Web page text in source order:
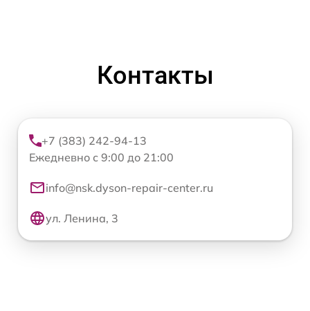
Контакты
+7 (383) 242-94-13
Ежедневно с 9:00 до 21:00
info@nsk.dyson-repair-center.ru
ул. Ленина, 3